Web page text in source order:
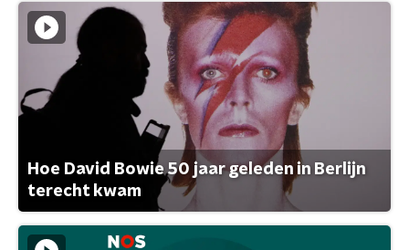
Hoe David Bowie 50 jaar geleden in Berlijn
terecht kwam